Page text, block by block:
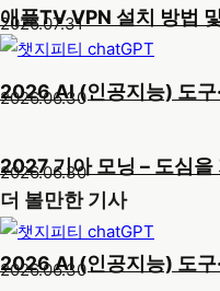
애플TV VPN 설치 방법
2026.07.31
2026 AI (인공지능) 도구
2026.06.30
2027 기아 모닝 – 도심을
2026.06.30
더 볼만한 기사
2026 AI (인공지능) 도구
2026.06.30